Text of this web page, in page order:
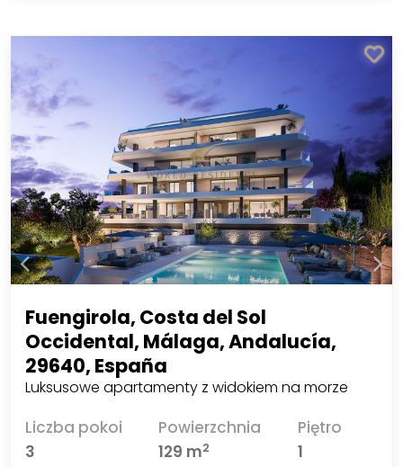
Fuengirola, Costa del Sol
Occidental, Málaga, Andalucía,
29640, España
Luksusowe apartamenty z widokiem na morze
Liczba pokoi
3
Powierzchnia
129 m2
Piętro
1